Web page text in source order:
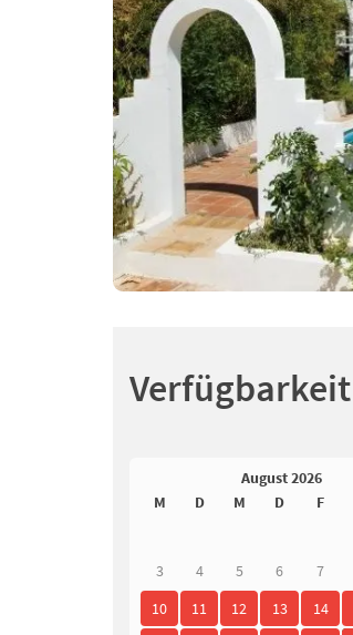
August 2026
M
D M D F
3
4 5 6 7
10
11 12 13 14